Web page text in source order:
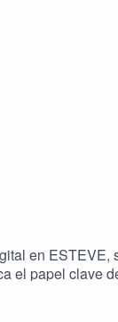
en
el papel clave
Concur.
su futuro